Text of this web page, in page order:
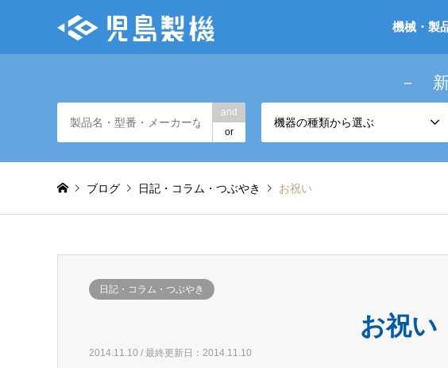
機械・製
－
and
or
機器の種類から選ぶ
ブログ 日記・コラム・つぶやき お祝い
日記・コラム・つぶやき
お祝い
2014.11.10 / 最終更新日：2014.11.10